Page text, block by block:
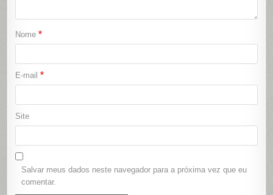
Nome*
E-mail*
Site
Salvar meus dados neste navegador para a próxima vez que eu
comentar.